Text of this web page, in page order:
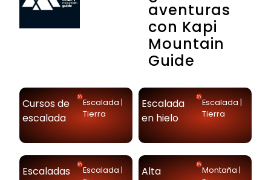
aventuras
con Kapi
Mountain
Guide
Cursos de
escalada
Escalada |
Tierra
Escalada
en hielo
Escalada |
Tierra
Escaladas
Escalada |
Alta
Montaña |